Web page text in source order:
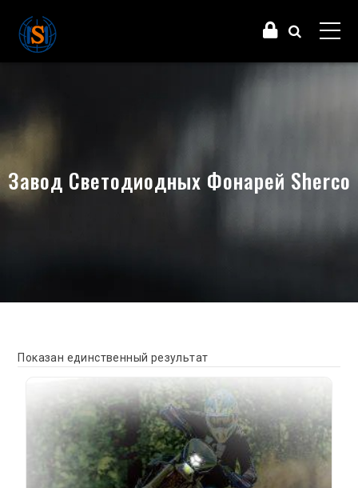
Завод Светодиодных Фонарей Sherco
Показан единственный результат